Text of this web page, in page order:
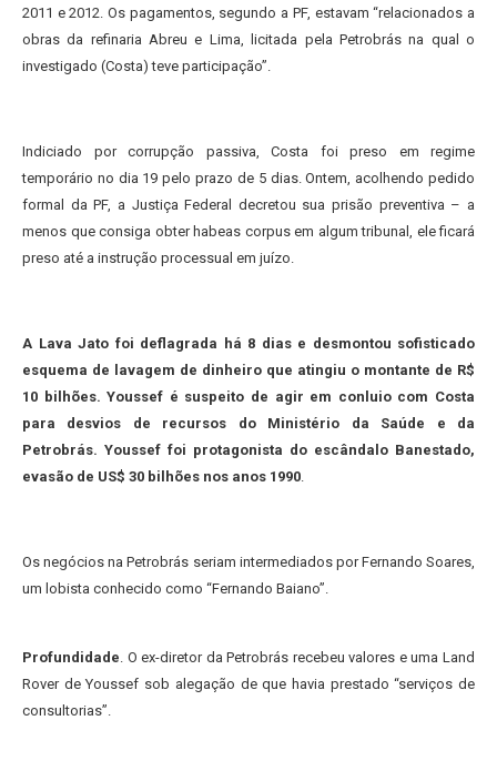
2011 e 2012. Os pagamentos, segundo a PF, estavam “relacionados a
obras da refinaria Abreu e Lima, licitada pela Petrobrás na qual o
investigado (Costa) teve participação”.
Indiciado por corrupção passiva, Costa foi preso em regime
temporário no dia 19 pelo prazo de 5 dias. Ontem, acolhendo pedido
formal da PF, a Justiça Federal decretou sua prisão preventiva – a
menos que consiga obter habeas corpus em algum tribunal, ele ficará
preso até a instrução processual em juízo.
A Lava Jato foi deflagrada há 8 dias e desmontou sofisticado
esquema de lavagem de dinheiro que atingiu o montante de R$
10 bilhões. Youssef é suspeito de agir em conluio com Costa
para desvios de recursos do Ministério da Saúde e da
Petrobrás. Youssef foi protagonista do escândalo Banestado,
evasão de US$ 30 bilhões nos anos 1990
Os negócios na Petrobrás seriam intermediados por Fernando Soares,
um lobista conhecido como “Fernando Baiano”.
Profundidade . O ex-diretor da Petrobrás recebeu valores e uma Land
Rover de Youssef sob alegação de que havia prestado “serviços de
consultorias”.